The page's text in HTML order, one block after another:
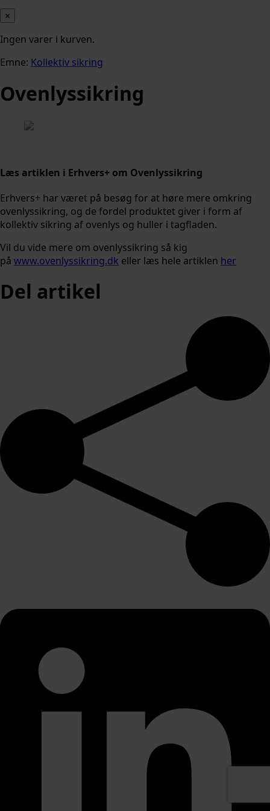
×
Ingen varer i kurven.
Emne: Kollektiv sikring
Ovenlyssikring
Læs artiklen i Erhvers+ om Ovenlyssikring
Erhvers+ har været på besøg for at høre mere omkring
ovenlyssikring, og de fordel produktet giver i form af
kollektiv sikring af ovenlys og huller i tagfladen.
Vil du vide mere om ovenlyssikring så kig
på www.ovenlyssikring.dk eller læs hele artiklen her
Del artikel